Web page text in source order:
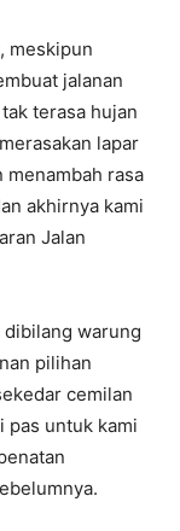
meskipun
jalanan
terasa hujan
lapar
rasa
akhirnya kami
Jalan
warung
pilihan
cemilan
untuk kami